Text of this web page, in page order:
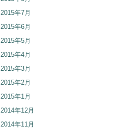
2015年7月
2015年6月
2015年5月
2015年4月
2015年3月
2015年2月
2015年1月
2014年12月
2014年11月